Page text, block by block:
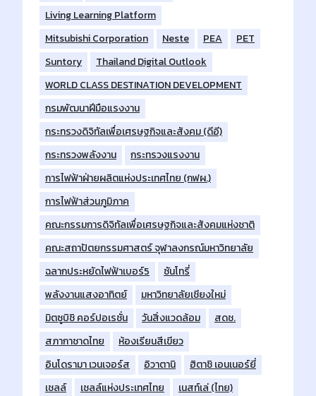
Living Learning Platform
Mitsubishi Corporation
Neste PEA
PET
Suntory
Thailand Digital Outlook
WORLD CLASS DESTINATION DEVELOPMENT
กรมพัฒนาฝีมือแรงงาน
กระทรวงดิจิทัลเพื่อเศรษฐกิจและสังคม (ดีอี)
กระทรวงพลังงาน
กระทรวงแรงงาน
การไฟฟ้าฝ่ายผลิตแห่งประเทศไทย (กฟผ.)
การไฟฟ้าส่วนภูมิภาค
คณะกรรมการดิจิทัลเพื่อเศรษฐกิจและสังคมแห่งชาติ
คณะสถาปัตยกรรมศาสตร์ จุฬาลงกรณ์มหาวิทยาลัย
ฉลากประหยัดไฟฟ้าเบอร์5
ซันโทรี่
พลังงานแสงอาทิตย์
มหาวิทยาลัยเชียงใหม่
มิตซูบิชิ คอร์ปอเรชั่น
วันสิ่งแวดล้อม
สดช.
สภากาชาดไทย
ห้องเรียนสีเขียว
อินโดรามา เวนเจอร์ส
อิวาตานิ
ฮิตาชิ เอนเนอร์ยี่
เชลล์
เชลล์แห่งประเทศไทย
เนสท์เล่ (ไทย)